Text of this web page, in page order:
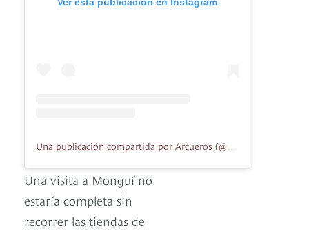
Una visita a Monguí no
estaría completa sin
recorrer las tiendas de